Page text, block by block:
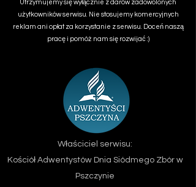
Utrzymujemy się wyłącznie z darów zadowolonych
użytkowników serwisu. Nie stosujemy komercyjnych
reklam ani opłat za korzystanie z serwisu. Doceń naszą
pracę i pomóż nam się rozwijać :)
Właściciel serwisu:
Kościół Adwentystów Dnia Siódmego Zbór w
Pszczynie